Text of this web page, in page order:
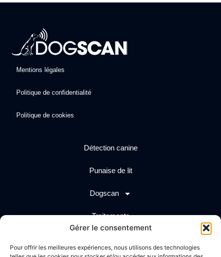
Gérer le consentement
Pour offrir les meilleures expériences, nous utilisons des technologies
Mentions légales
Politique de confidentialité
Politique de cookies
Détection canine
Punaise de lit
Dogscan
Traitements